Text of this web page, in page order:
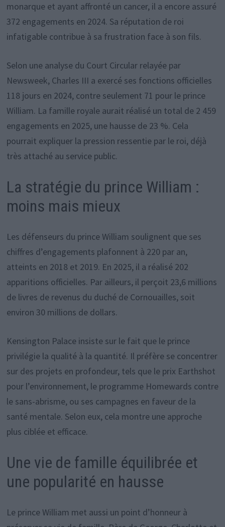
monarque et ayant affronté un cancer, il a encore assuré
372 engagements en 2024. Sa réputation de roi
infatigable contribue à sa frustration face à son fils.
Selon une analyse du Court Circular relayée par
Newsweek, Charles III a exercé ses fonctions officielles
118 jours en 2024, contre seulement 71 pour le prince
William. La famille royale aurait réalisé un total de 2 459
engagements en 2025, une hausse de 23 %. Cela
pourrait expliquer la pression ressentie par le roi, déjà
très attaché au service public.
La stratégie du prince William :
moins mais mieux
Les défenseurs du prince William soulignent que ses
chiffres d’engagements plafonnent à 220 par an,
atteints en 2018 et 2019. En 2025, il a réalisé 202
apparitions officielles. Par ailleurs, il perçoit 23,6 millions
de livres de revenus du duché de Cornouailles, soit
environ 30 millions de dollars.
Kensington Palace insiste sur le fait que le prince
privilégie la qualité à la quantité. Il préfère se concentrer
sur des projets en profondeur, tels que le prix Earthshot
pour l’environnement, le programme Homewards contre
le sans-abrisme, ou ses campagnes en faveur de la
santé mentale. Selon eux, cela montre une approche
plus ciblée et efficace.
Une vie de famille équilibrée et
une popularité en hausse
Le prince William met aussi un point d’honneur à